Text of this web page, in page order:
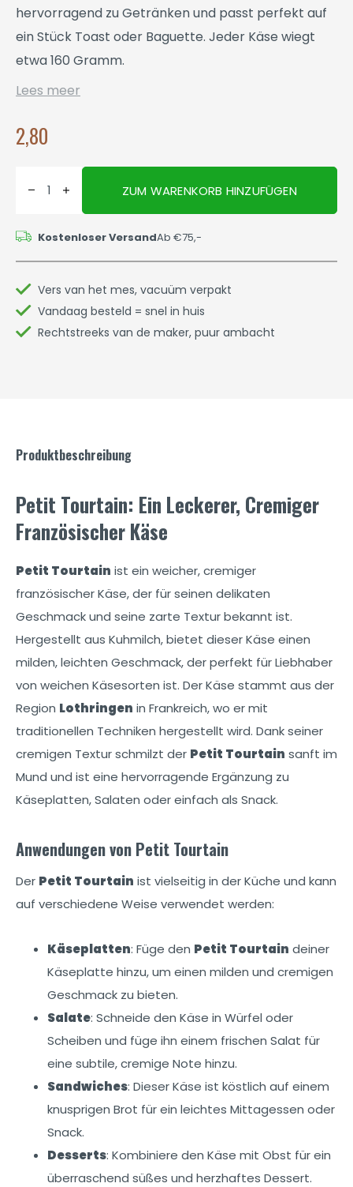
hervorragend zu Getränken und passt perfekt auf
ein Stück Toast oder Baguette. Jeder Käse wiegt
etwa 160 Gramm.
Lees meer
2,80
ZUM WARENKORB HINZUFÜGEN
Kostenloser VersandAb €75,-
Vers van het mes, vacuüm verpakt
Vandaag besteld = snel in huis
Rechtstreeks van de maker, puur ambacht
Produktbeschreibung
Petit Tourtain: Ein Leckerer, Cremiger
Französischer Käse
Petit Tourtain ist ein weicher, cremiger
französischer Käse, der für seinen delikaten
Geschmack und seine zarte Textur bekannt ist.
Hergestellt aus Kuhmilch, bietet dieser Käse einen
milden, leichten Geschmack, der perfekt für Liebhaber
von weichen Käsesorten ist. Der Käse stammt aus der
Region Lothringen in Frankreich, wo er mit
traditionellen Techniken hergestellt wird. Dank seiner
cremigen Textur schmilzt der Petit Tourtain sanft im
Mund und ist eine hervorragende Ergänzung zu
Käseplatten, Salaten oder einfach als Snack.
Anwendungen von Petit Tourtain
Der Petit Tourtain ist vielseitig in der Küche und kann
auf verschiedene Weise verwendet werden:
Käseplatten: Füge den Petit Tourtain deiner
Käseplatte hinzu, um einen milden und cremigen
Geschmack zu bieten.
Salate: Schneide den Käse in Würfel oder
Scheiben und füge ihn einem frischen Salat für
eine subtile, cremige Note hinzu.
Sandwiches: Dieser Käse ist köstlich auf einem
knusprigen Brot für ein leichtes Mittagessen oder
Snack.
Desserts: Kombiniere den Käse mit Obst für ein
überraschend süßes und herzhaftes Dessert.